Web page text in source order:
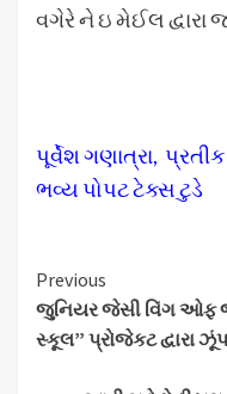
વગેરે ને ઇ મેઈલ દ્વારા
પૂર્વેશ ગણાત્રા,
ભવ્ય પોપટ ટેક્સ ટુડે
Continue
Reading
Previous
જુનિયર જેસી વિંગ ઓફ
સ્કૂલ” પ્રોજેકટ દ્વારા